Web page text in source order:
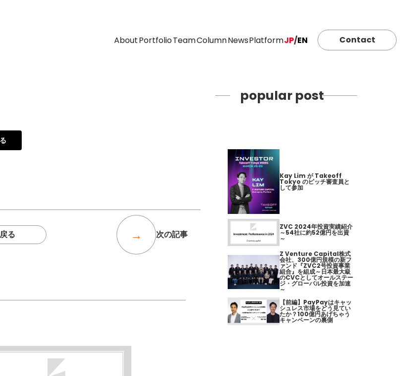
AboutPortfolioTeamColumnNewsPlatformJP/EN Contact
る 次の記事
popular post
Kay Lim が Takeoff
Tokyo のピッチ審査員と
して参加
ZVC 2024年投資実績紹介
～54社に約52億円を出資
～
Z Venture Capital株式
会社、300億円規模の新フ
ァンド『ZVC2号投資事業
組合』を組成～日本最大級
のCVCとしてオールステー
ジ・グローバル投資を加速
～
【前編】PayPayはキャッ
シュレス市場をどう見てい
たか？100億円あげちゃう
キャンペーンの裏側